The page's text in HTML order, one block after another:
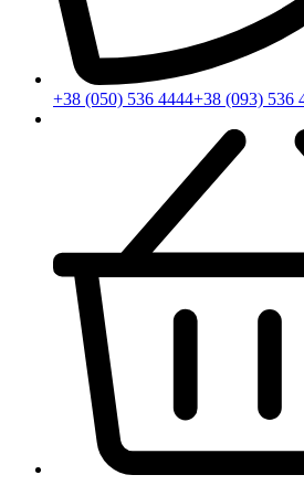
+38 (050) 536 4444+38 (093) 536